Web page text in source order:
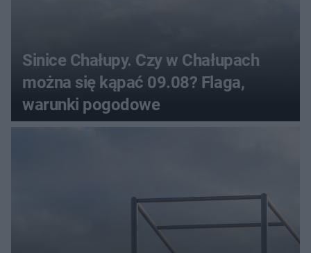
Sinice Chałupy. Czy w Chałupach
można się kąpać 09.08? Flaga,
warunki pogodowe